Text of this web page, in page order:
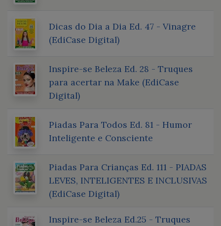
Dicas do Dia a Dia Ed. 47 - Vinagre
(EdiCase Digital)
Inspire-se Beleza Ed. 28 - Truques
para acertar na Make (EdiCase
Digital)
Piadas Para Todos Ed. 81 - Humor
Inteligente e Consciente
Piadas Para Crianças Ed. 111 - PIADAS
LEVES, INTELIGENTES E INCLUSIVAS
(EdiCase Digital)
Inspire-se Beleza Ed.25 - Truques